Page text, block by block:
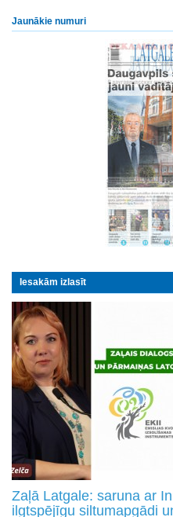
Jaunākie numuri
Iesakām izlasīt
Zaļā Latgale: saruna ar
ilgtspējīgu siltumapgādi